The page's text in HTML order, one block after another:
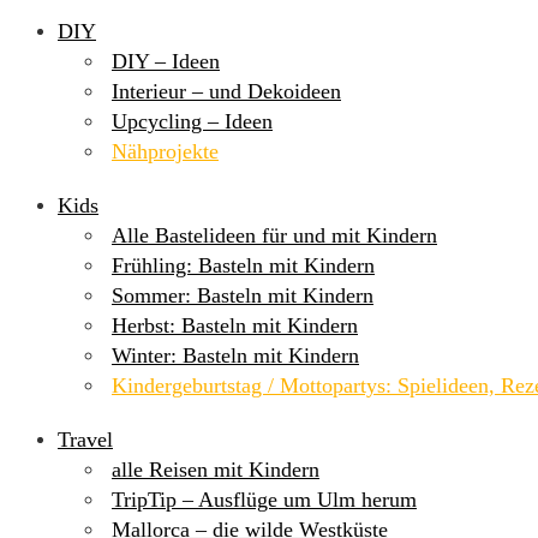
DIY
DIY – Ideen
Interieur – und Dekoideen
Upcycling – Ideen
Nähprojekte
Kids
Alle Bastelideen für und mit Kindern
Frühling: Basteln mit Kindern
Sommer: Basteln mit Kindern
Herbst: Basteln mit Kindern
Winter: Basteln mit Kindern
Kindergeburtstag / Mottopartys: Spielideen,
Travel
alle Reisen mit Kindern
TripTip – Ausflüge um Ulm herum
Mallorca – die wilde Westküste